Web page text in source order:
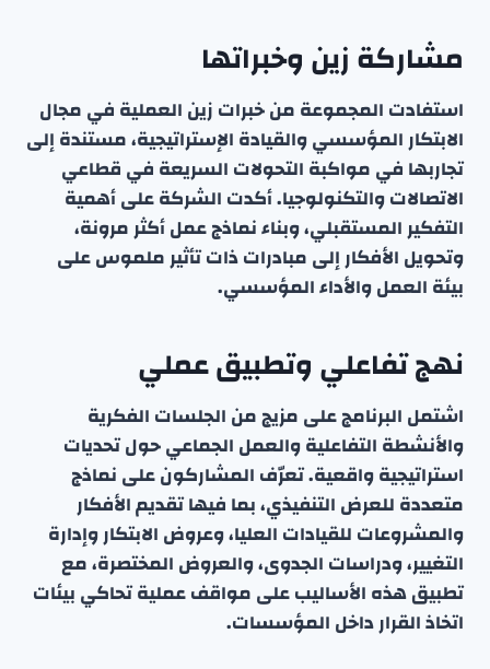
مشاركة زين وخبراتها
استفادت المجموعة من خبرات زين العملية في مجال
الابتكار المؤسسي والقيادة الإستراتيجية، مستندة إلى
تجاربها في مواكبة التحولات السريعة في قطاعي
الاتصالات والتكنولوجيا. أكدت الشركة على أهمية
التفكير المستقبلي، وبناء نماذج عمل أكثر مرونة،
وتحويل الأفكار إلى مبادرات ذات تأثير ملموس على
بيئة العمل والأداء المؤسسي.
نهج تفاعلي وتطبيق عملي
اشتمل البرنامج على مزيج من الجلسات الفكرية
والأنشطة التفاعلية والعمل الجماعي حول تحديات
استراتيجية واقعية. تعرّف المشاركون على نماذج
متعددة للعرض التنفيذي، بما فيها تقديم الأفكار
والمشروعات للقيادات العليا، وعروض الابتكار وإدارة
التغيير، ودراسات الجدوى، والعروض المختصرة، مع
تطبيق هذه الأساليب على مواقف عملية تحاكي بيئات
اتخاذ القرار داخل المؤسسات.